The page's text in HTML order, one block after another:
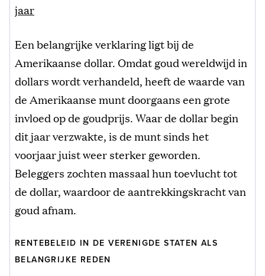
jaar
Een belangrijke verklaring ligt bij de
Amerikaanse dollar. Omdat goud wereldwijd in
dollars wordt verhandeld, heeft de waarde van
de Amerikaanse munt doorgaans een grote
invloed op de goudprijs. Waar de dollar begin
dit jaar verzwakte, is de munt sinds het
voorjaar juist weer sterker geworden.
Beleggers zochten massaal hun toevlucht tot
de dollar, waardoor de aantrekkingskracht van
goud afnam.
RENTEBELEID IN DE VERENIGDE STATEN ALS
BELANGRIJKE REDEN